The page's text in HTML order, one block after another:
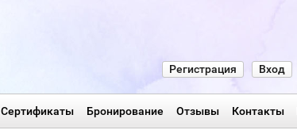
Вход
Регистрация
Сертификаты Бронирование Отзывы Контакты